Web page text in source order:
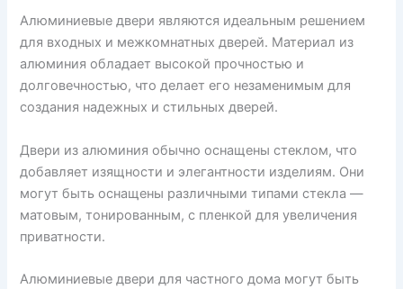
Алюминиевые двери являются идеальным решением
для входных и межкомнатных дверей. Материал из
алюминия обладает высокой прочностью и
долговечностью, что делает его незаменимым для
создания надежных и стильных дверей.
Двери из алюминия обычно оснащены стеклом, что
добавляет изящности и элегантности изделиям. Они
могут быть оснащены различными типами стекла —
матовым, тонированным, с пленкой для увеличения
приватности.
Алюминиевые двери для частного дома могут быть